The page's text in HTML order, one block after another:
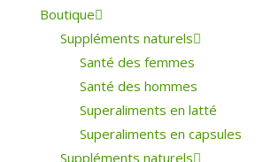
Boutique
Suppléments naturels
Santé des femmes
Santé des hommes
Superaliments en latté
Superaliments en capsules
Suppléments naturels